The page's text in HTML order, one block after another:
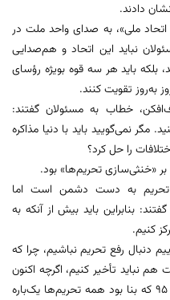
دادند.
ملی»، به صدای واحد ملت در
نباید این اتحاد و هم‌صدایی
بلکه باید هر سه قوه بویژه رؤسای
به‌روز تقویت کنند.
خطاب به مسئولان گفتند:
مگر نمی‌گویید باید با دنیا مذاکره
را حل کرد؟
«خنثی‌سازی تحریم‌ها» بود.
تحریم به دست دشمن است اما
بنابراین باید بیش از آنکه به
کنیم.
دنبال رفع تحریم نباشیم، چرا که
نباید تأخیر کنیم، اگرچه اکنون
چهار سال است که تأخیر شده و از سال ۹۵ که بنا بود همه تحریم‌ها یک‌باره